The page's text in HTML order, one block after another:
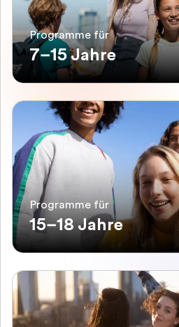
Programme für
7–15 Jahre
Programme für
15–18 Jahre